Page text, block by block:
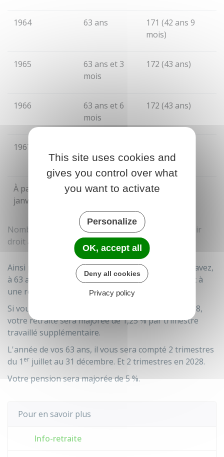
Nombre de trimestres d'assurance exigé pour avoir
droit à une retraite à taux plein
1964 63 ans
171 (42 ans 9
mois)
1965
63 ans et 3
mois
172 (43 ans)
1966
63 ans et 6
mois
172 (43 ans)
1967
mois
À partir du 1 er
janvier 1968
64 ans 172 (43 ans)
Ainsi par exemple, vous êtes né le 15 avril 1964 et avez,
à 63 ans, les 171 trimestres requis pour avoir droit à
une retraite à taux plein.
Si vous continuez de travailler jusqu'au 30 juin 2028,
votre retraite sera majorée de1,25 %par trimestre
travaillé supplémentaire.
L'année de vos 63 ans, il vous sera compté 2 trimestres
du 1 er juillet au 31 décembre. Et 2 trimestres en 2028.
Votre pension sera majorée de5 %.
Pour en savoir plus
Info-retraite
This site uses cookies and
gives you control over what
you want to activate
Personalize
OK, accept all
Deny all cookies
Privacy policy